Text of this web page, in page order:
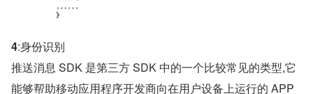
4:身份识别
推送消息 SDK 是第三方 SDK 中的一个比较常见的类型,它
能够帮助移动应用程序开发商向在用户设备上运行的 APP